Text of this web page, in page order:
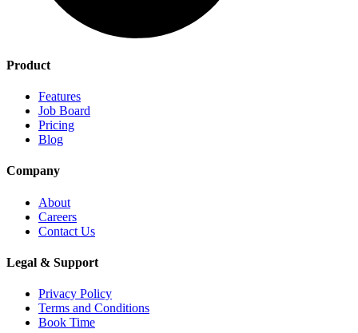
Product
Features
Job Board
Pricing
Blog
Company
About
Careers
Contact Us
Legal & Support
Privacy Policy
Terms and Conditions
Book Time